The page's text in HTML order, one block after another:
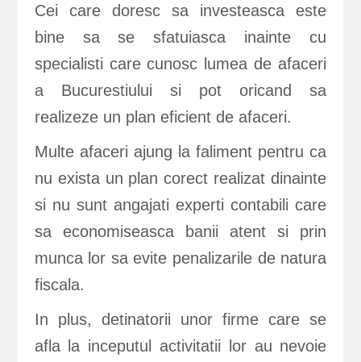
Cei care doresc sa investeasca este
bine sa se sfatuiasca inainte cu
specialisti care cunosc lumea de afaceri
a Bucurestiului si pot oricand sa
realizeze un plan eficient de afaceri.
Multe afaceri ajung la faliment pentru ca
nu exista un plan corect realizat dinainte
si nu sunt angajati experti contabili care
sa economiseasca banii atent si prin
munca lor sa evite penalizarile de natura
fiscala.
In plus, detinatorii unor firme care se
afla la inceputul activitatii lor au nevoie